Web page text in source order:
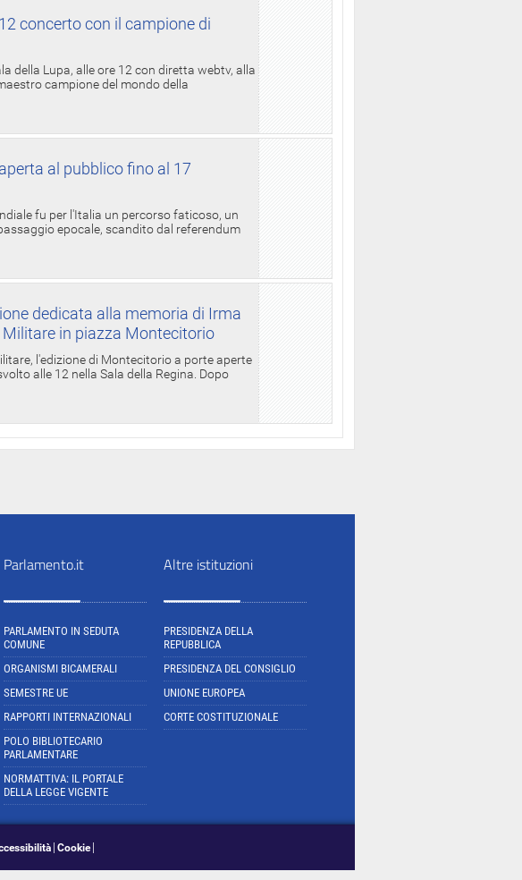
concerto con il campione di
della Lupa, alle ore 12 con diretta webtv, alla
campione del mondo della
al pubblico fino al 17
fu per l'Italia un percorso faticoso, un
epocale, scandito dal referendum
dedicata alla memoria di Irma
in piazza Montecitorio
l'edizione di Montecitorio a porte aperte
alle 12 nella Sala della Regina. Dopo
Parlamento.it
PARLAMENTO IN SEDUTA
COMUNE
ORGANISMI BICAMERALI
SEMESTRE UE
RAPPORTI INTERNAZIONALI
POLO BIBLIOTECARIO
PARLAMENTARE
NORMATTIVA: IL PORTALE
DELLA LEGGE VIGENTE
Altre istituzioni
PRESIDENZA DELLA
REPUBBLICA
PRESIDENZA DEL CONSIGLIO
UNIONE EUROPEA
CORTE COSTITUZIONALE
Cookie